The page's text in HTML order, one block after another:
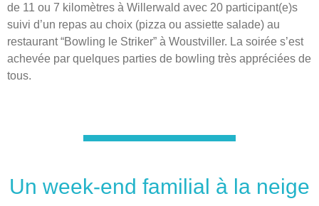
de 11 ou 7 kilomètres à Willerwald avec 20 participant(e)s
suivi d’un repas au choix (pizza ou assiette salade) au
restaurant “Bowling le Striker” à Woustviller. La soirée s’est
achevée par quelques parties de bowling très appréciées de
tous.
Un week-end familial à la neige